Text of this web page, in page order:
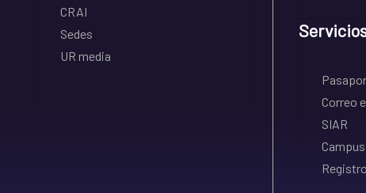
CRAI
Sedes
UR media
Correo
SIAR